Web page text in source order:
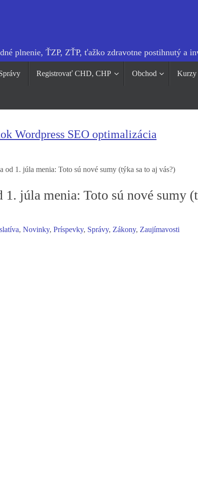
plnenie, ŤZP, ZŤP, ťažko zdravotne postihnutý a
Registrovať CHD, CHP Obchod Kurzy
Wordpress SEO optimalizácia
1. júla menia: Toto sú nové sumy (týka sa to aj vás?)
júla menia: Toto sú nové sumy
,Novinky,Príspevky, Správy,Zákony,Zaujímavosti